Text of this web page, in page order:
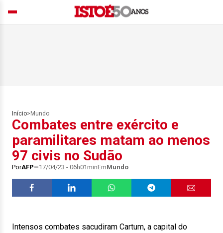
Início> Mundo
Combates entre exército e
paramilitares matam ao menos
97 civis no Sudão
PorAFP 17/04/23 - 06h01minEmMundo
Intensos combates sacudiram Cartum, a capital do